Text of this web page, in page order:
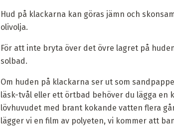
Hud på klackarna kan göras jämn och
olivolja.
För att inte bryta över det övre lagret på
solbad.
Om huden på klackarna ser ut som
läsk-tvål eller ett örtbad behöver du lägga en
lövhuvudet med brant kokande vatten flera
lägger vi en film av polyeten, vi kommer att